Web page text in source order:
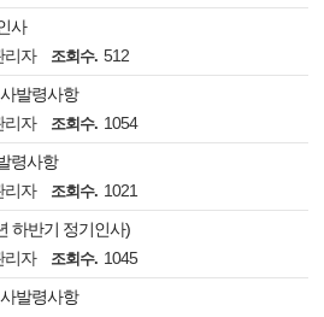
사
리자 조회수. 512
발령사항
리자 조회수. 1054
령사항
리자 조회수. 1021
하반기 정기인사)
리자 조회수. 1045
발령사항